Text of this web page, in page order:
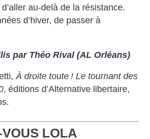
au-delà de la résistance.
d’hiver, de passer à
par Théo Rival (AL Orléans)
À droite toute ! Le tournant des
, éditions d’Alternative libertaire,
LOLA